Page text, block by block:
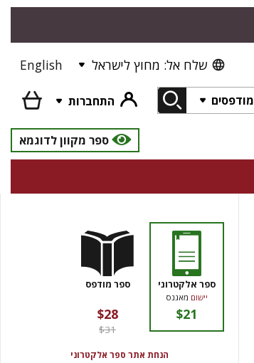
שלח אל: מחוץ לישראל English
מודפסים
התחברות
ספר מקוון לדוגמא
ספר אלקטרוני
יישום מאגנס
$21
ספר מודפס
$28
$31
הנחת אתר ספר אלקטרוני